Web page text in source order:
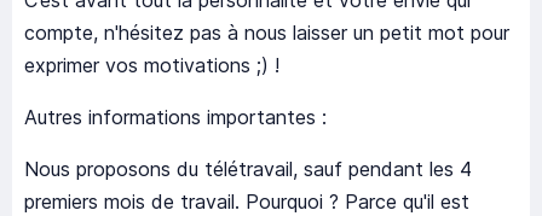
compte, n'hésitez pas à nous laisser un petit mot pour
exprimer vos motivations ;) !
Autres informations importantes :
Nous proposons du télétravail, sauf pendant les 4
premiers mois de travail. Pourquoi ? Parce qu'il est